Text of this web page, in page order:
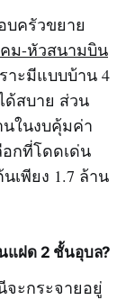
ครัวขยาย
ม-หัวสนามบิน
าะมีแบบบ้าน 4
ด้สบาย ส่วน
ในงบคุ้มค่า
อกที่โดดเด่น
เพียง 1.7 ล้าน
แฝด 2 ชั้นอุบล?
ะกระจายอยู่